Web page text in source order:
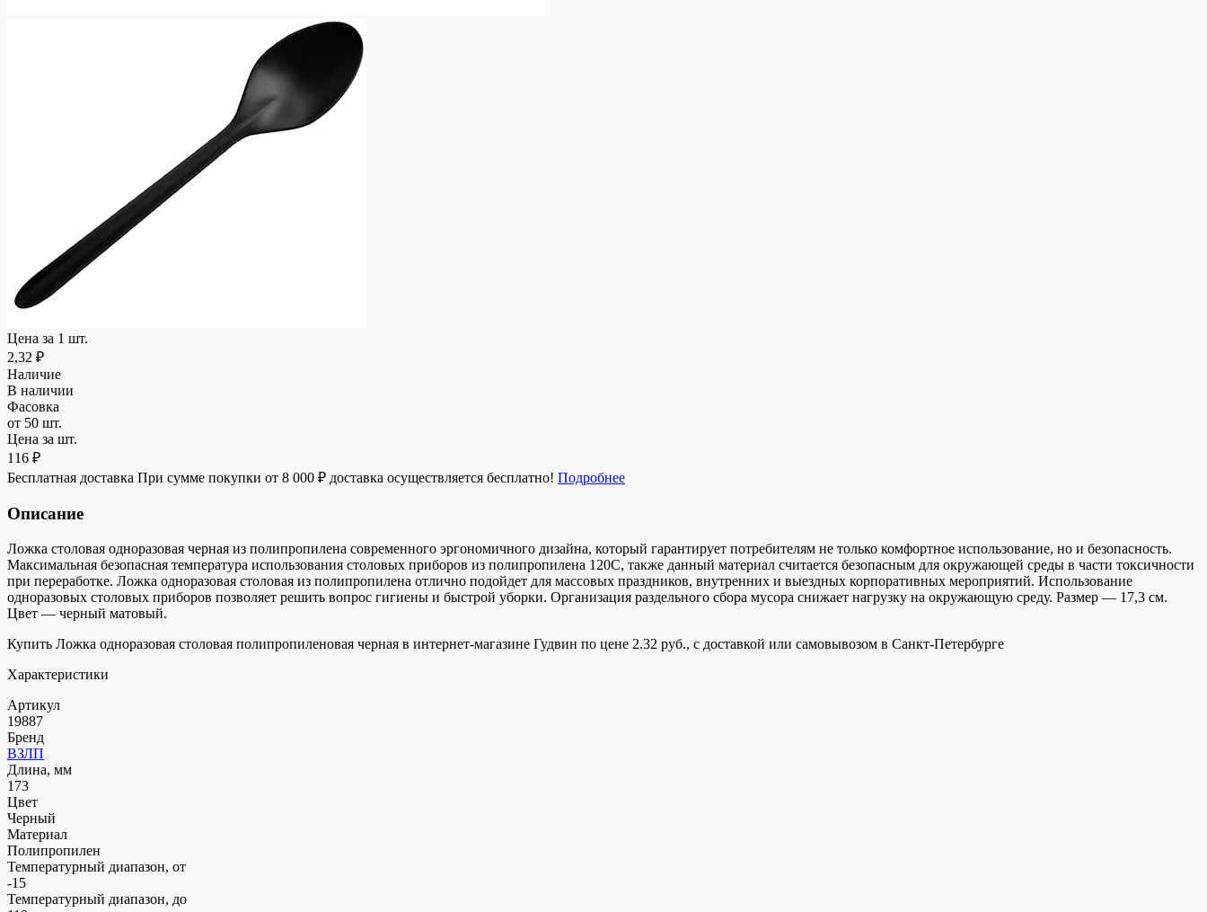
Цена за 1 шт.
2,32 ₽
Наличие
В наличии
Фасовка
от 50 шт.
Цена за шт.
116 ₽
Бесплатная доставка При сумме покупки от 8 000 ₽ доставка осуществляется бесплатно! Подробнее
Описание
Ложка столовая одноразовая черная из полипропилена современного эргономичного дизайна, который гарантирует потребителям не только комфортное использование, но и безопасность.
Максимальная безопасная температура использования столовых приборов из полипропилена 120С, также данный материал считается безопасным для окружающей среды в части токсичности
при переработке. Ложка одноразовая столовая из полипропилена отлично подойдет для массовых праздников, внутренних и выездных корпоративных мероприятий. Использование
одноразовых столовых приборов позволяет решить вопрос гигиены и быстрой уборки. Организация раздельного сбора мусора снижает нагрузку на окружающую среду. Размер — 17,3 см.
Цвет — черный матовый.
Купить Ложка одноразовая столовая полипропиленовая черная в интернет-магазине Гудвин по цене 2.32 руб., с доставкой или самовывозом в Санкт-Петербурге
Характеристики
Артикул
19887
Бренд
ВЗЛП
Длина, мм
173
Цвет
Черный
Материал
Полипропилен
Температурный диапазон, от
-15
Температурный диапазон, до